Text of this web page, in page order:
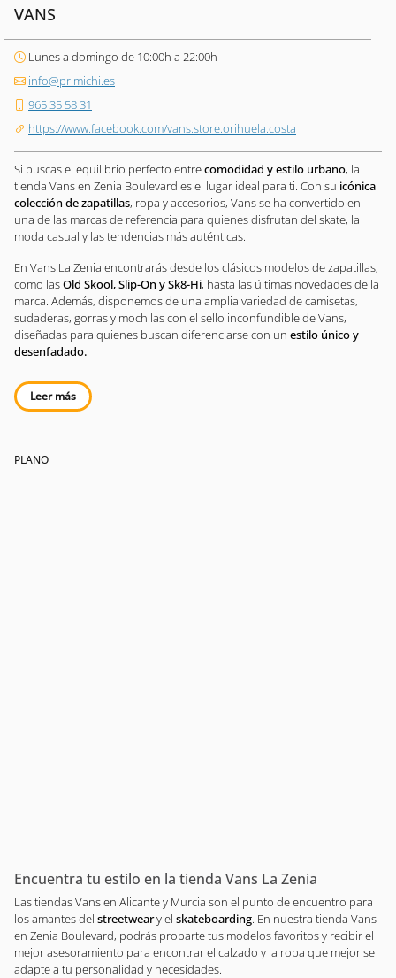
VANS
Lunes a domingo de 10:00h a 22:00h
info@primichi.es
965 35 58 31
https://www.facebook.com/vans.store.orihuela.costa
Si buscas el equilibrio perfecto entrecomodidad y estilo urbano, la
tienda Vans en Zenia Boulevard es el lugar ideal para ti. Con su icónica
colección de zapatillas, ropa y accesorios, Vans se ha convertido en
una de las marcas de referencia para quienes disfrutan del skate, la
moda casual y las tendencias más auténticas.
En Vans La Zenia encontrarás desde los clásicos modelos de zapatillas,
como lasOld Skool, Slip-On y Sk8-Hi, hasta las últimas novedades de la
marca. Además, disponemos de una amplia variedad de camisetas,
sudaderas, gorras y mochilas con el sello inconfundible de Vans,
diseñadas para quienes buscan diferenciarse con un estilo único y
desenfadado.
Leer más
PLANO
Encuentra tu estilo en la tienda Vans La Zenia
Las tiendas Vans en Alicante y Murcia son el punto de encuentro para
los amantes del streetweary el skateboarding. En nuestra tienda Vans
en Zenia Boulevard, podrás probarte tus modelos favoritos y recibir el
mejor asesoramiento para encontrar el calzado y la ropa que mejor se
adapte a tu personalidad y necesidades.